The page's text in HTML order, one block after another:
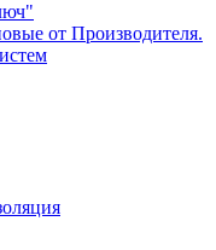
от Производителя.